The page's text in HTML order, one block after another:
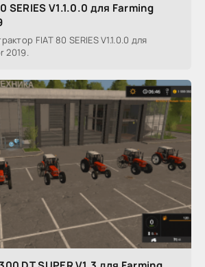
SERIES V1.1.0.0 для Farming
FIAT 80 SERIES V1.1.0.0 для
2019.